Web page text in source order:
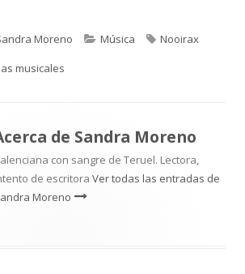
Moreno Categorías
Música Etiquetas
Nooirax
musicales
de Sandra Moreno
con sangre de Teruel. Lectora,
de escritora Ver todas las entradas de
Moreno